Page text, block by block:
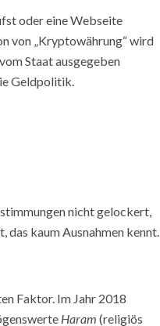
oder eine Webseite
von „Kryptowährung“ wird
Staat ausgegeben
Geldpolitik.
nicht gelockert,
das kaum Ausnahmen kennt.
Faktor. Im Jahr 2018
Haram (religiös